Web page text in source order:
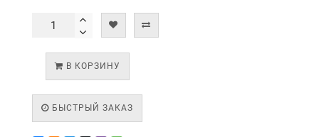
В КОРЗИНУ
БЫСТРЫЙ ЗАКАЗ